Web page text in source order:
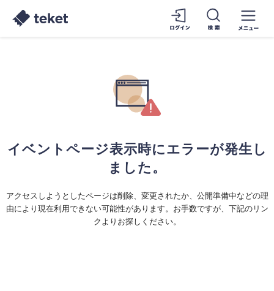
イベントページ表示時にエラーが発生し
ました。
アクセスしようとしたページは削除、変更されたか、公開準備中などの理
由により現在利用できない可能性があります。お手数ですが、下記のリン
クよりお探しください。